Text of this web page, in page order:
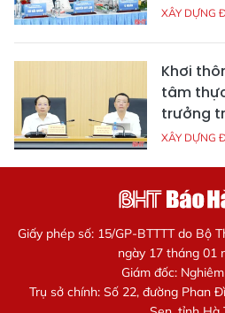
XÂY DỰNG
Khơi
tâm
trưởng
XÂY DỰNG
Giấy phép số: 15/GP-BTTTT do Bộ
ngày 17 tháng 01
Giám đốc:
Trụ sở chính: Số 22, đường Phan